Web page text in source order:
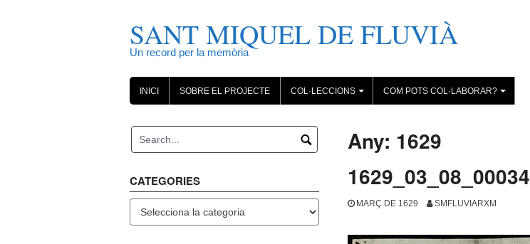
SANT MIQUEL DE FLUVIÀ
Un record per la memòria
INICI SOBRE EL PROJECTE
+
COL·LECCIONS
+
COM POTS COL·LABORAR?
Any: 1629
1629_03_08_00034
MARÇ DE 1629 SMFLUVIARXM
CATEGORIES